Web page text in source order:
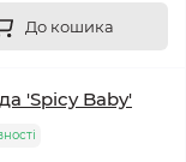
До кошика
'Spicy Baby'